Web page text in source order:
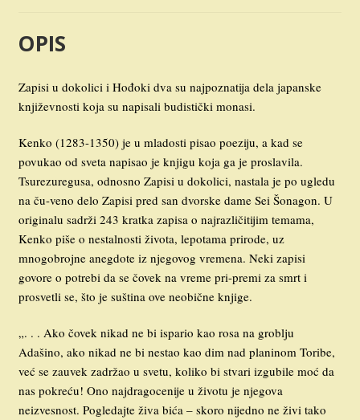
OPIS
Zapisi u dokolici i Hođoki dva su najpoznatija dela japanske
književnosti koja su napisali budistički monasi.
Kenko (1283-1350) je u mladosti pisao poeziju, a kad se
povukao od sveta napisao je knjigu koja ga je proslavila.
Tsurezuregusa, odnosno Zapisi u dokolici, nastala je po ugledu
na ču-veno delo Zapisi pred san dvorske dame Sei Šonagon. U
originalu sadrži 243 kratka zapisa o najrazličitijim temama,
Kenko piše o nestalnosti života, lepotama prirode, uz
mnogobrojne anegdote iz njegovog vremena. Neki zapisi
govore o potrebi da se čovek na vreme pri-premi za smrt i
prosvetli se, što je suština ove neobične knjige.
„. . . Ako čovek nikad ne bi ispario kao rosa na groblju
Adašino, ako nikad ne bi nestao kao dim nad planinom Toribe,
već se zauvek zadržao u svetu, koliko bi stvari izgubile moć da
nas pokreću! Ono najdragocenije u životu je njegova
neizvesnost. Pogledajte živa bića – skoro nijedno ne živi tako